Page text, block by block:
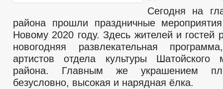
Сегодня на
района прошли праздничные
Новому 2020 году. Здесь жителей и гостей
новогодняя развлекательная
артистов отдела культуры Шатойского
района. Главным же украшением
безусловно, высокая и нарядная ёлка.